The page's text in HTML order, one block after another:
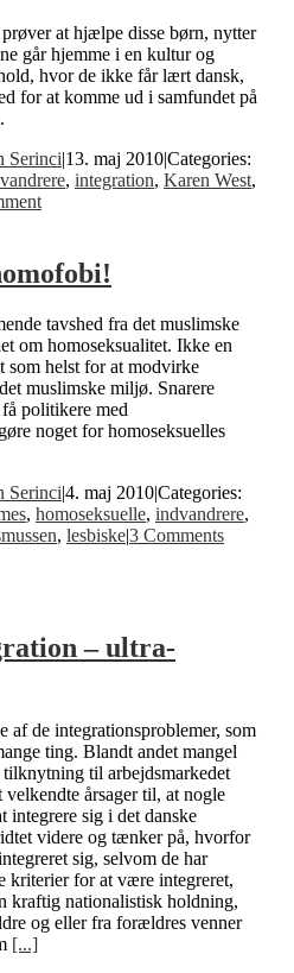
at hjælpe disse børn, nytter
går hjemme i en kultur og
hvor de ikke får lært dansk,
for at komme ud i samfundet på
Serinci|13. maj 2010|Categories:
, integration, Karen West,
tavshed fra det muslimske
om homoseksualitet. Ikke en
som helst for at modvirke
muslimske miljø. Snarere
politikere med
noget for homoseksuelles
Serinci|4. maj 2010|Categories:
, homoseksuelle, indvandrere,
, lesbiske|3 Comments
– ultra-
af de integrationsproblemer, som
ting. Blandt andet mangel
til arbejdsmarkedet
årsager til, at nogle
integrere sig i det danske
videre og tænker på, hvorfor
sig, selvom de har
kriterier for at være integreret,
kraftig nationalistisk holdning,
og eller fra forældres venner
[...]